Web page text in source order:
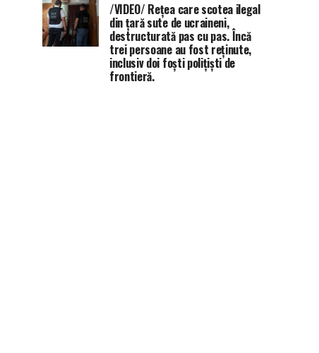
/VIDEO/ Rețea care scotea ilegal
din țară sute de ucraineni,
destructurată pas cu pas. Încă
trei persoane au fost reținute,
inclusiv doi foști polițiști de
frontieră.